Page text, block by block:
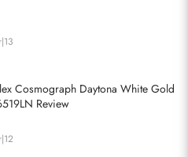
Cosmograph Daytona White Gold
Review